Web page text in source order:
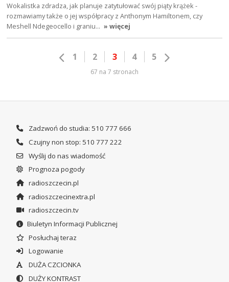
Wokalistka zdradza, jak planuje zatytułować swój piąty krążek -
rozmawiamy także o jej współpracy z Anthonym Hamiltonem, czy
Meshell Ndegeocello i graniu… » więcej
1 2 3 4 5
67 na 7 stronach
Zadzwoń do studia: 510 777 666
Czujny non stop: 510 777 222
Wyślij do nas wiadomość
Prognoza pogody
radioszczecin.pl
radioszczecinextra.pl
radioszczecin.tv
Biuletyn Informacji Publicznej
Posłuchaj teraz
Logowanie
DUŻA CZCIONKA
DUŻY KONTRAST